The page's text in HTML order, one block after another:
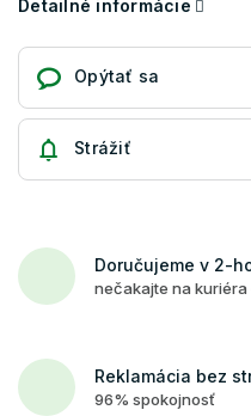
Detailné informácie
Opýtať sa
Strážiť
Doručujeme v 2-
nečakajte na kuriéra
Reklamácia bez
96% spokojnosť